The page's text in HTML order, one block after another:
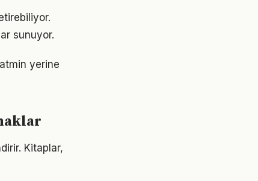
sunuyor.
yerine
Kitaplar,